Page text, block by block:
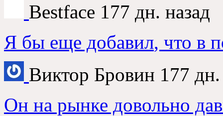
Bestface 177 дн. назад
Я бы еще добавил, что в
Виктор Бровин 177 дн
Он на рынке довольно